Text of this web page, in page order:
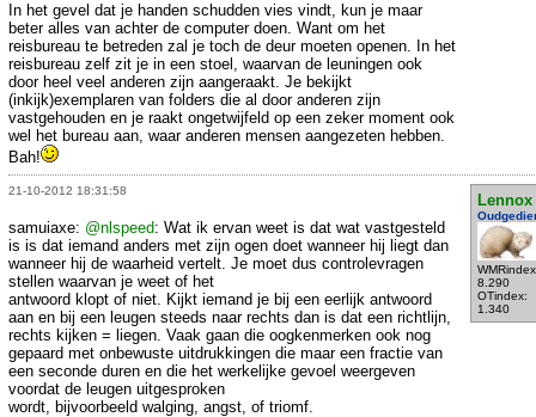
In het gevel dat je handen schudden vies vindt, kun je maar
beter alles van achter de computer doen. Want om het
reisbureau te betreden zal je toch de deur moeten openen. In het
reisbureau zelf zit je in een stoel, waarvan de leuningen ook
door heel veel anderen zijn aangeraakt. Je bekijkt
(inkijk)exemplaren van folders die al door anderen zijn
vastgehouden en je raakt ongetwijfeld op een zeker moment ook
wel het bureau aan, waar anderen mensen aangezeten hebben.
Bah!
21-10-2012 18:31:58
Lennox
8.290
OTindex:
1.340
samuiaxe: @nlspeed: Wat ik ervan weet is dat wat vastgesteld
is is dat iemand anders met zijn ogen doet wanneer hij liegt dan
wanneer hij de waarheid vertelt. Je moet dus controlevragen
stellen waarvan je weet of het
antwoord klopt of niet. Kijkt iemand je bij een eerlijk antwoord
aan en bij een leugen steeds naar rechts dan is dat een richtlijn,
rechts kijken = liegen. Vaak gaan die oogkenmerken ook nog
gepaard met onbewuste uitdrukkingen die maar een fractie van
een seconde duren en die het werkelijke gevoel weergeven
voordat de leugen uitgesproken
wordt, bijvoorbeeld walging, angst, of triomf.